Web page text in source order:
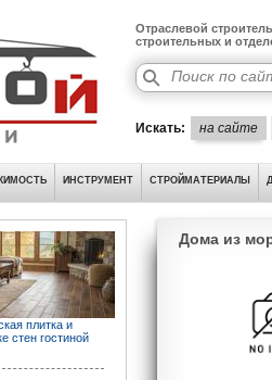
Отраслевой
строительных и
Искать: на сайте
ИНСТРУМЕНТ СТРОЙМАТЕРИАЛЫ
плитка и
стен гостиной
Дома из